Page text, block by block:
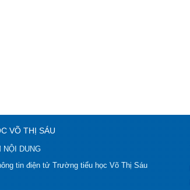
VÕ THỊ SÁU
NỘI DUNG
tin điện tử Trường tiểu học Võ Thị Sáu